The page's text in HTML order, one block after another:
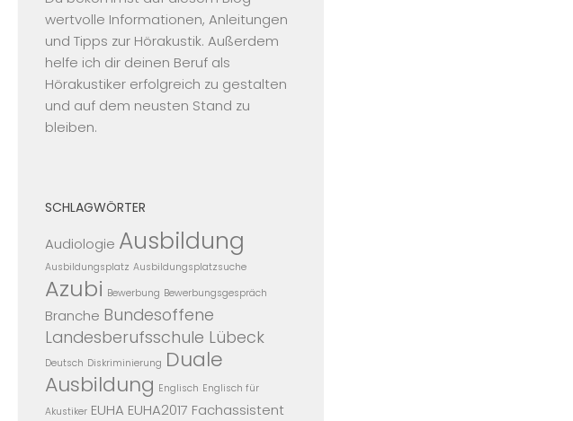
wertvolle Informationen, Anleitungen
und Tipps zur Hörakustik. Außerdem
helfe ich dir deinen Beruf als
Hörakustiker erfolgreich zu gestalten
und auf dem neusten Stand zu
bleiben.
SCHLAGWÖRTER
Audiologie Ausbildung
Ausbildungsplatz Ausbildungsplatzsuche
Azubi Bewerbung Bewerbungsgespräch
Branche Bundesoffene
Landesberufsschule Lübeck
Deutsch Diskriminierung Duale
Ausbildung Englisch Englisch für
Akustiker EUHA EUHA2017 Fachassistent